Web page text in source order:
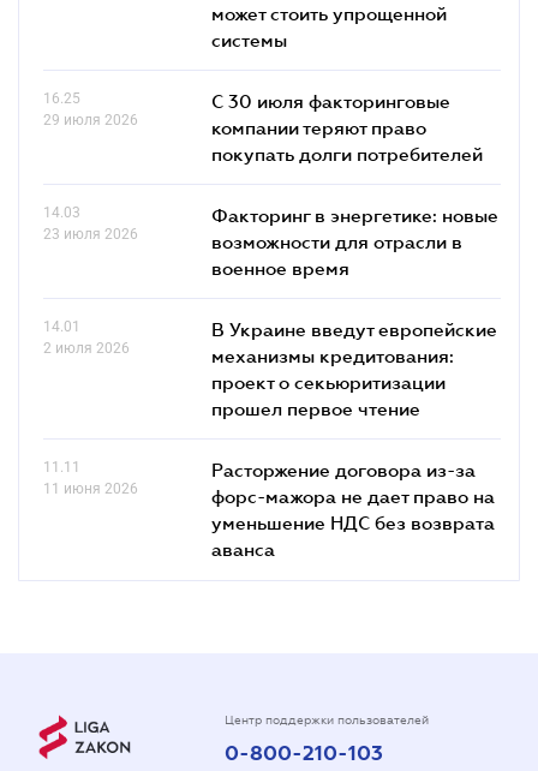
может стоить упрощенной
системы
16.25
29 июля 2026
С 30 июля факторинговые
компании теряют право
покупать долги потребителей
14.03
23 июля 2026
Факторинг в энергетике: новые
возможности для отрасли в
военное время
14.01
2 июля 2026
В Украине введут европейские
механизмы кредитования:
проект о секьюритизации
прошел первое чтение
11.11
11 июня 2026
Расторжение договора из-за
форс-мажора не дает право на
уменьшение НДС без возврата
аванса
Центр поддержки пользователей
0-800-210-103